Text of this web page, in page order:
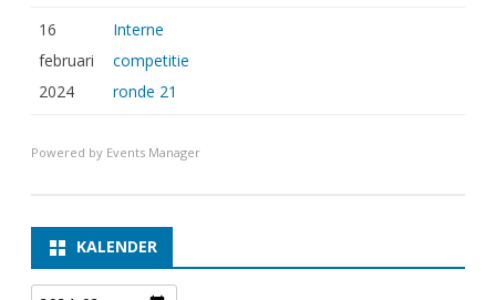
16
februari
2024
Interne
competitie
ronde 21
Powered by Events Manager
KALENDER